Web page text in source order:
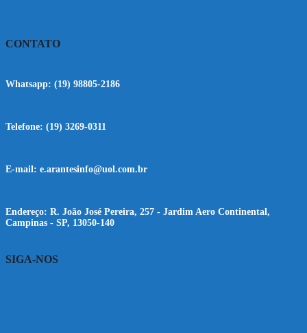
CONTATO
Whatsapp: (19) 98805-2186
Telefone: (19) 3269-0311
E-mail: e.arantesinfo@uol.com.br
Endereço: R. João José Pereira, 257 - Jardim Aero Continental,
Campinas - SP, 13050-140
SIGA-NOS